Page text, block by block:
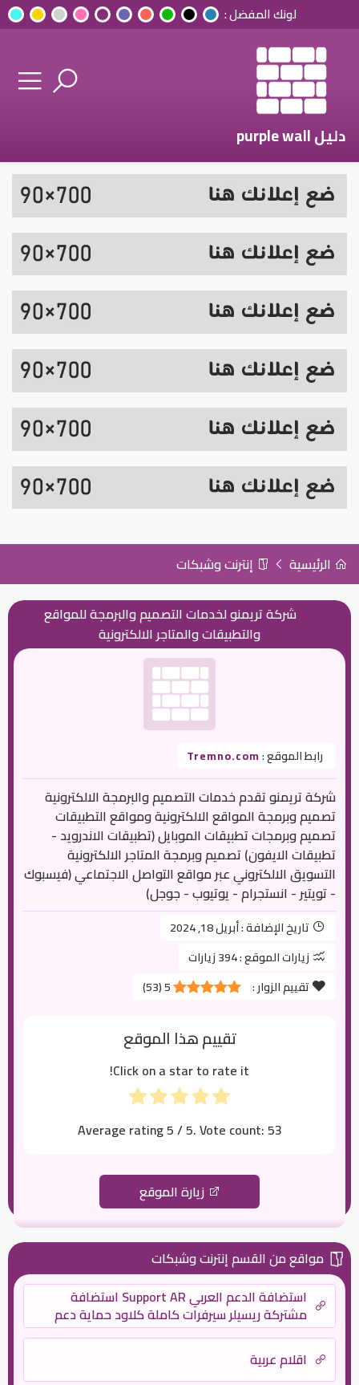
لونك المفضل :
دليل purple wall
الرئيسية إنترنت وشبكات
شركة تريمنو لخدمات التصميم والبرمجة للمواقع
والتطبيقات والمتاجر الالكترونية
رابط الموقع :Tremno.com
شركة تريمنو تقدم خدمات التصميم والبرمجة الالكترونية
تصميم وبرمجة المواقع الالكترونية ومواقع التطبيقات
تصميم وبرمجات تطبيقات الموبايل (تطبيقات الاندرويد -
تطبيقات الايفون) تصميم وبرمجة المتاجر الالكترونية
التسويق الالكتروني عبر مواقع التواصل الاجتماعي (فيسبوك
- تويتير - انستجرام - يوتيوب - جوجل)
تاريخ الإضافة :أبريل 18, 2024
زيارات الموقع :394 زيارات
تقييم الزوار :
5
(
53
)
تقييم هذا الموقع
Click on a star to rate it!
Average rating5/ 5. Vote count:53
زيارة الموقع
مواقع من القسم إنترنت وشبكات
استضافة الدعم العربي Support AR استضافة
مشتركة ريسيلر سيرفرات كاملة كلاود حماية دعم
فني
اقلام عربية